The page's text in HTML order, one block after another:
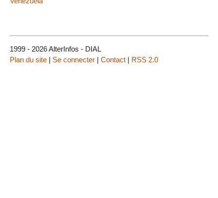
1999 - 2026 AlterInfos - DIAL
Plan du site | Se connecter | Contact | RSS 2.0